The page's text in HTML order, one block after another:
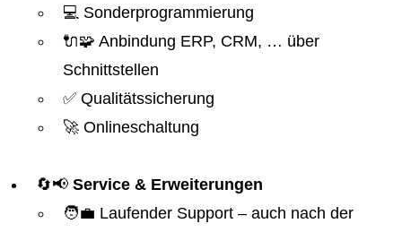
💻 Sonderprogrammierung
🔌🧩 Anbindung ERP, CRM, … über
Schnittstellen
✅ Qualitätssicherung
🚀 Onlineschaltung
🔄📢 Service & Erweiterungen
🧑‍💼 Laufender Support – auch nach der